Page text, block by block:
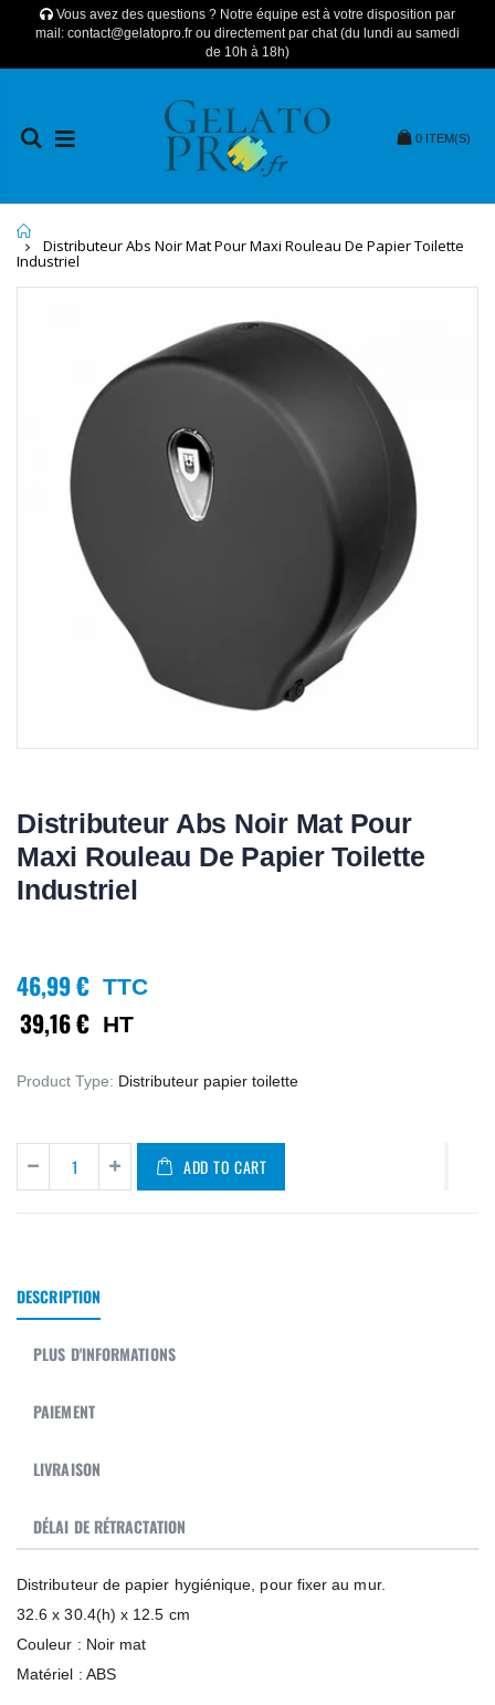
Vous avez des questions ? Notre équipe est à votre disposition par
mail: contact@gelatopro.fr ou directement par chat (du lundi au samedi
de 10h à 18h)
0 ITEM(S)
Distributeur Abs Noir Mat Pour Maxi Rouleau De Papier Toilette
Industriel
Distributeur Abs Noir Mat Pour
Maxi Rouleau De Papier Toilette
Industriel
46,99 € TTC
39,16 € HT
Product Type: Distributeur papier toilette
ADD TO CART
DESCRIPTION
PLUS D'INFORMATIONS
PAIEMENT
LIVRAISON
DÉLAI DE RÉTRACTATION
Distributeur de papier hygiénique, pour fixer au mur.
32.6 x 30.4(h) x 12.5 cm
Couleur : Noir mat
Matériel : ABS